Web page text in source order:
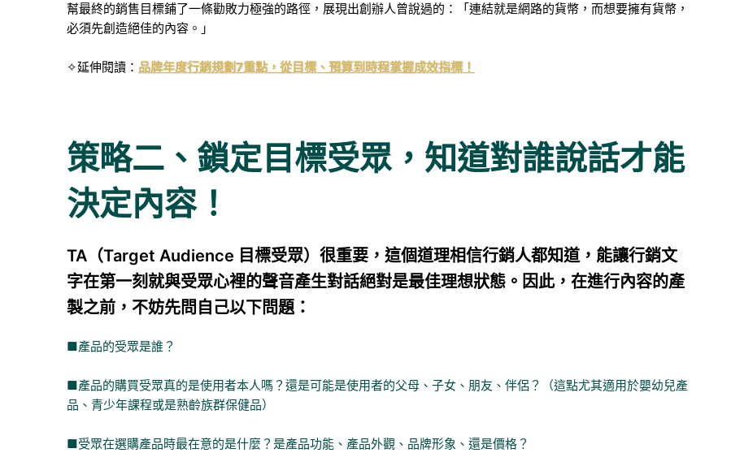
幫最終的銷售目標鋪了一條勸敗力極強的路徑，展現出創辦人曾說過的：「連結就是網路的貨幣，而想要擁有貨幣，
必須先創造絕佳的內容。」
✧延伸閱讀： 品牌年度行銷規劃7重點，從目標、預算到時程掌握成效指標！
策略二、鎖定目標受眾，知道對誰說話才能
決定內容！
TA（Target Audience 目標受眾）很重要，這個道理相信行銷人都知道，能讓行銷文
字在第一刻就與受眾心裡的聲音產生對話絕對是最佳理想狀態。因此，在進行內容的產
製之前，不妨先問自己以下問題：
■產品的受眾是誰？
■產品的購買受眾真的是使用者本人嗎？還是可能是使用者的父母、子女、朋友、伴侶？（這點尤其適用於嬰幼兒產
品、青少年課程或是熟齡族群保健品）
■受眾在選購產品時最在意的是什麼？是產品功能、產品外觀、品牌形象、還是價格？